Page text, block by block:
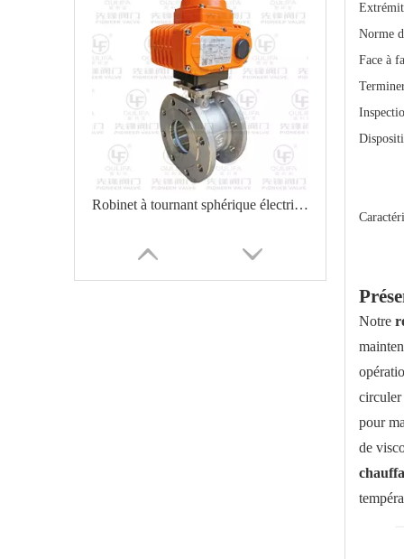
Robinet à tournant sphérique électrique de type plaquette pour l'alcool
Norme
Face à
Notre
circuler
pour
de